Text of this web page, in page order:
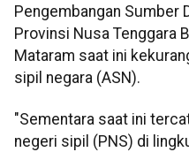
Pengembangan Sumber
Provinsi Nusa Tenggara
Mataram saat ini
sipil negara (ASN).
"Sementara saat ini
negeri sipil (PNS) di